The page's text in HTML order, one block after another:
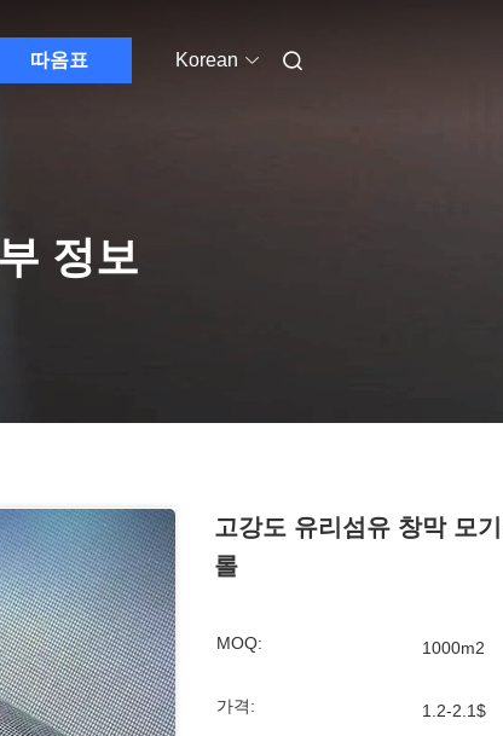
따옴표 Korean
정보
고강도 유리섬유 창막 모
롤
MOQ: 1000m2
가격: 1.2-2.1$